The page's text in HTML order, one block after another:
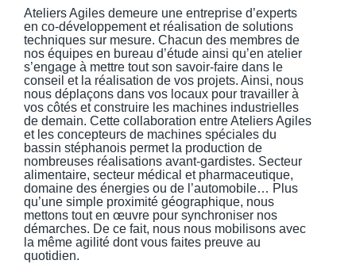
Ateliers Agiles demeure une entreprise d’experts
en co-développement et réalisation de solutions
techniques sur mesure. Chacun des membres de
nos équipes en bureau d’étude ainsi qu’en atelier
s’engage à mettre tout son savoir-faire dans le
conseil et la réalisation de vos projets. Ainsi, nous
nous déplaçons dans vos locaux pour travailler à
vos côtés et construire les machines industrielles
de demain. Cette collaboration entre Ateliers Agiles
et les concepteurs de machines spéciales du
bassin stéphanois permet la production de
nombreuses réalisations avant-gardistes. Secteur
alimentaire, secteur médical et pharmaceutique,
domaine des énergies ou de l’automobile… Plus
qu’une simple proximité géographique, nous
mettons tout en œuvre pour synchroniser nos
démarches. De ce fait, nous nous mobilisons avec
la même agilité dont vous faites preuve au
quotidien.